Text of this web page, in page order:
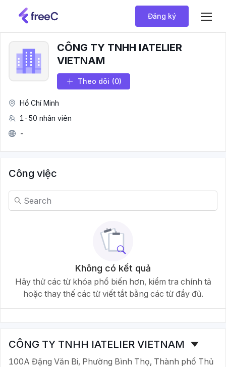
Đăng ký
CÔNG TY TNHH IATELIER
VIETNAM
Theo dõi (0)
Hồ Chí Minh
1-50 nhân viên
-
Công việc
Không có kết quả
Hãy thử các từ khóa phổ biến hơn, kiểm tra chính tả
hoặc thay thế các từ viết tắt bằng các từ đầy đủ.
CÔNG TY TNHH IATELIER VIETNAM
100A Đặng Văn Bi, Phường Bình Thọ, Thành phố Thủ